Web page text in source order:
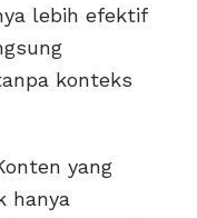
lebih efektif
konteks
yang
hanya